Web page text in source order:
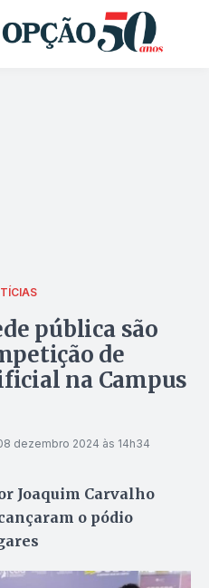
pública são
de
na Campus
dezembro 2024 às 14h34
Joaquim Carvalho
o pódio